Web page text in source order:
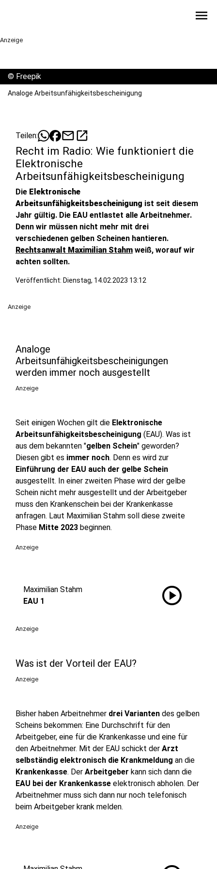
menu
Anzeige
© Freepik
Analoge Arbeitsunfähigkeitsbescheinigung
Teilen: mailopen_in_new
Recht im Radio: Wie funktioniert die
Elektronische
Arbeitsunfähigkeitsbescheinigung
Die Elektronische
Arbeitsunfähigkeitsbescheinigung ist seit diesem
Jahr gültig. Die EAU entlastet alle Arbeitnehmer.
Denn wir müssen nicht mehr mit drei
verschiedenen gelben Scheinen hantieren.
Rechtsanwalt Maximilian Stahm weiß, worauf wir
achten sollten.
Veröffentlicht: Dienstag, 14.02.2023 13:12
Anzeige
Analoge
Arbeitsunfähigkeitsbescheinigungen
werden immer noch ausgestellt
Anzeige
Seit einigen Wochen gilt die Elektronische
Arbeitsunfähigkeitsbescheinigung (EAU). Was ist
aus dem bekannten "gelben Schein" geworden?
Diesen gibt es immer noch. Denn es wird zur
Einführung der EAU auch der gelbe Schein
ausgestellt. In einer zweiten Phase wird der gelbe
Schein nicht mehr ausgestellt und der Arbeitgeber
muss den Krankenschein bei der Krankenkasse
anfragen. Laut Maximilian Stahm soll diese zweite
Phase Mitte 2023 beginnen.
Anzeige
Maximilian Stahm
EAU 1
play_circle
Anzeige
Was ist der Vorteil der EAU?
Anzeige
Bisher haben Arbeitnehmer drei Varianten des gelben
Scheins bekommen: Eine Durchschrift für den
Arbeitgeber, eine für die Krankenkasse und eine für
den Arbeitnehmer. Mit der EAU schickt der Arzt
selbständig elektronisch die Krankmeldung an die
Krankenkasse. Der Arbeitgeber kann sich dann die
EAU bei der Krankenkasse elektronisch abholen. Der
Arbeitnehmer muss sich dann nur noch telefonisch
beim Arbeitgeber krank melden.
Anzeige